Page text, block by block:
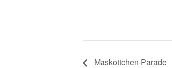
Maskottchen-Parade